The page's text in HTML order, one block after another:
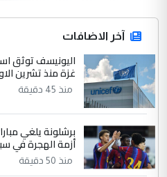
جنسية الرافد الثالث
ابا فرات ...
الموضوع :
الجواهري يرد
مضجعيك يابن الزنا (نص
سردار
التعليق : واحد من
جنسية الرافد الثالث
ابا فرات ...
آخر الاضافات
غزة منذ تشرين
منذ 45 دقيقة
برشلونة يلغي
أزمة الهجرة في
منذ 50 دقيقة